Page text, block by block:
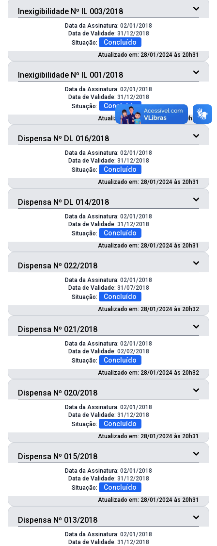
Inexigibilidade Nº IL 003/2018
Data da Assinatura: 02/01/2018
Data de Validade: 31/12/2018
Situação:
Concluído
Atualizado em: 28/01/2024 às 20h31
Inexigibilidade Nº IL 001/2018
Data da Assinatura: 02/01/2018
Data de Validade: 31/12/2018
Situação:
Concluído
Atualizado em: 28/01/2024 às 20h31
Dispensa Nº DL 016/2018
Data da Assinatura: 02/01/2018
Data de Validade: 31/12/2018
Situação:
Concluído
Atualizado em: 28/01/2024 às 20h31
Dispensa Nº DL 014/2018
Data da Assinatura: 02/01/2018
Data de Validade: 31/12/2018
Situação:
Concluído
Atualizado em: 28/01/2024 às 20h31
Dispensa Nº 022/2018
Data da Assinatura: 02/01/2018
Data de Validade: 31/07/2018
Situação:
Concluído
Atualizado em: 28/01/2024 às 20h32
Dispensa Nº 021/2018
Data da Assinatura: 02/01/2018
Data de Validade: 02/02/2018
Situação:
Concluído
Atualizado em: 28/01/2024 às 20h32
Dispensa Nº 020/2018
Data da Assinatura: 02/01/2018
Data de Validade: 31/12/2018
Situação:
Concluído
Atualizado em: 28/01/2024 às 20h31
Dispensa Nº 015/2018
Data da Assinatura: 02/01/2018
Data de Validade: 31/12/2018
Situação:
Concluído
Atualizado em: 28/01/2024 às 20h31
Dispensa Nº 013/2018
Data da Assinatura: 02/01/2018
Data de Validade: 31/12/2018